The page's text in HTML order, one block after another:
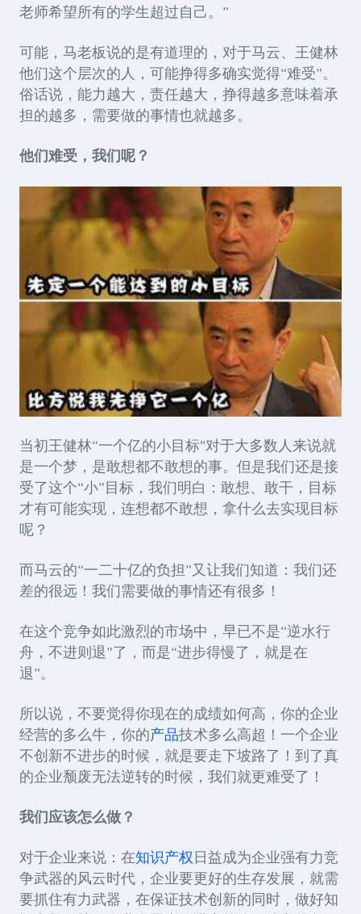
老师希望所有的学生超过自己。”
可能，马老板说的是有道理的，对于马云、王健林
他们这个层次的人，可能挣得多确实觉得“难受”。
俗话说，能力越大，责任越大， 挣得越多意味着承
担的越多，需要做的事情也就越多。
他们难受，我们呢？
当初王健林“一个亿的小目标"对于大多数人来说就
是一个梦，是敢想都不敢想的事。但是我们还是接
受了这个“小”目标，我们明白： 敢想、敢干，目标
才有可能实现，连想都不敢想，拿什么去实现目标
呢？
而马云的“一二十亿的负担”又让我们知道： 我们还
差的很远！我们需要做的事情还有很多！
在这个竞争如此激烈的市场中，早已不是“逆水行
舟，不进则退”了，而是“进步得慢了，就是在
退”。
所以说，不要觉得你现在的成绩如何高，你的企业
经营的多么牛，你的产品技术多么高超！一个企业
不创新不进步的时候，就是要走下坡路了！到了真
的企业颓废无法逆转的时候，我们就更难受了！
我们应该怎么做？
对于企业来说：在知识产权 日益成为企业强有力竞
争武器的风云时代，企业要更好的生存发展，就需
要抓住有力武器，在保证技术创新的同时，做好知